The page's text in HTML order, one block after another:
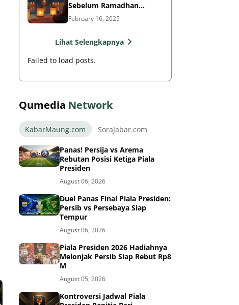
Sebelum Ramadhan
Berikutnya?
February 16, 2025
Lihat Selengkapnya
Failed to load posts.
Qumedia Network
KabarMaung.com SoraJabar.com
Panas! Persija vs Arema
Rebutan Posisi Ketiga Piala
Presiden
August 06, 2026
Duel Panas Final Piala Presiden:
Persib vs Persebaya Siap
Tempur
August 06, 2026
Piala Presiden 2026 Hadiahnya
Melonjak Persib Siap Rebut Rp8
M
August 05, 2026
Kontroversi Jadwal Piala